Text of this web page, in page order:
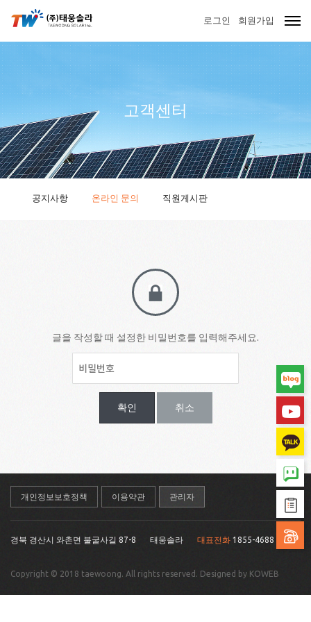
로그인 회원가입
고객센터
공지사항 온라인 문의 직원게시판
글을 작성할 때 설정한 비밀번호를 입력해주세요.
확인 취소
개인정보보호정책 이용약관 관리자
경북 경산시 와촌면 불굴사길 87-8 태웅솔라 대표전화 1855-4688
Copyright © 2018 taewoong. All rights reserved. Designed by KOWEB